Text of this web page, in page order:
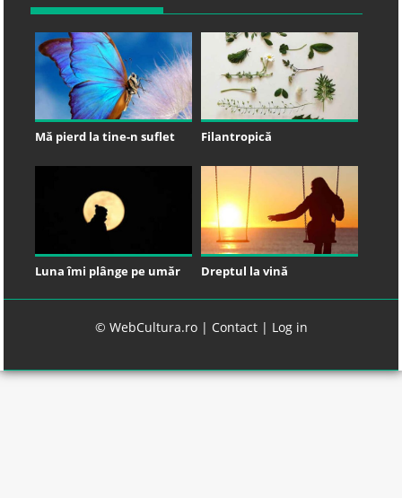
Mă pierd la tine-n suflet Filantropică
Luna îmi plânge pe umăr Dreptul la vină
© WebCultura.ro | Contact| Log in